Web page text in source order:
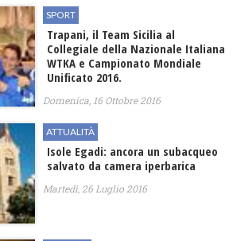
SPORT
Trapani, il Team Sicilia al
Collegiale della Nazionale Italiana
WTKA e Campionato Mondiale
Unificato 2016.
Domenica, 16 Ottobre 2016
ATTUALITÀ
Isole Egadi: ancora un subacqueo
salvato da camera iperbarica
Martedì, 26 Luglio 2016